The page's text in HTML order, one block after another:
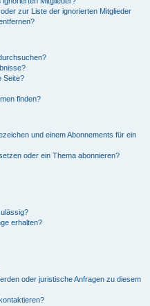
zur Liste der ignorierten Mitglieder
Seite?
finden?
und einem Abonnements für ein
oder ein Thema abonnieren?
erhalten?
oder juristische Anfragen zu diesem